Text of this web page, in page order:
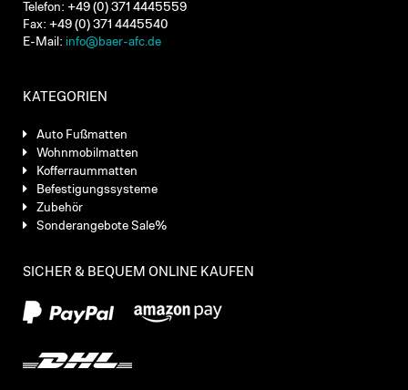
Telefon: +49 (0) 371 4445559
Fax: +49 (0) 371 4445540
E-Mail: info@baer-afc.de
KATEGORIEN
Auto Fußmatten
Wohnmobilmatten
Kofferraummatten
Befestigungssysteme
Zubehör
Sonderangebote Sale%
SICHER & BEQUEM ONLINE KAUFEN